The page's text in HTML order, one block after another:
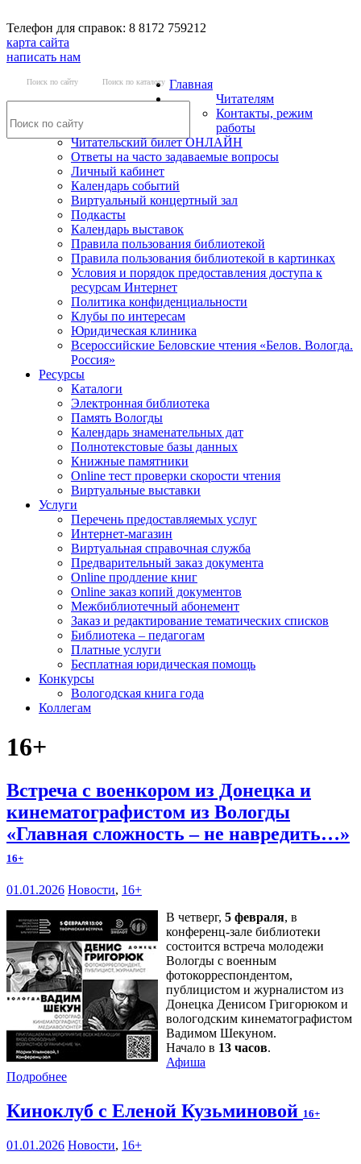
Телефон для справок: 8 8172 759212
карта сайта
написать нам
Поиск по сайту Поиск по каталогу Главная
Читателям
Контакты, режим
работы
Читательский билет ОНЛАЙН
Ответы на часто задаваемые вопросы
Личный кабинет
Календарь событий
Виртуальный концертный зал
Подкасты
Календарь выставок
Правила пользования библиотекой
Правила пользования библиотекой в картинках
Условия и порядок предоставления доступа к
ресурсам Интернет
Политика конфиденциальности
Клубы по интересам
Юридическая клиника
Всероссийские Беловские чтения «Белов. Вологда.
Россия»
Ресурсы
Каталоги
Электронная библиотека
Память Вологды
Календарь знаменательных дат
Полнотекстовые базы данных
Книжные памятники
Online тест проверки скорости чтения
Виртуальные выставки
Услуги
Перечень предоставляемых услуг
Интернет-магазин
Виртуальная справочная служба
Предварительный заказ документа
Online продление книг
Online заказ копий документов
Межбиблиотечный абонемент
Заказ и редактирование тематических списков
Библиотека – педагогам
Платные услуги
Бесплатная юридическая помощь
Конкурсы
Вологодская книга года
Коллегам
16+
Встреча с военкором из Донецка и
кинематографистом из Вологды
«Главная сложность – не навредить…»
16+
01.01.2026 Новости, 16+
В четверг, 5 февраля, в
конференц-зале библиотеки
состоится встреча молодежи
Вологды с военным
фотокорреспондентом,
публицистом и журналистом из
Донецка Денисом Григорюком и
вологодским кинематографистом
Вадимом Шекуном.
Начало в 13 часов.
Афиша
Подробнее
Киноклуб с Еленой Кузьминовой 16+
01.01.2026 Новости, 16+